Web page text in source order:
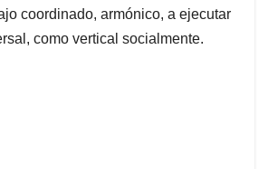
coordinado, armónico, a ejecutar
como vertical socialmente.